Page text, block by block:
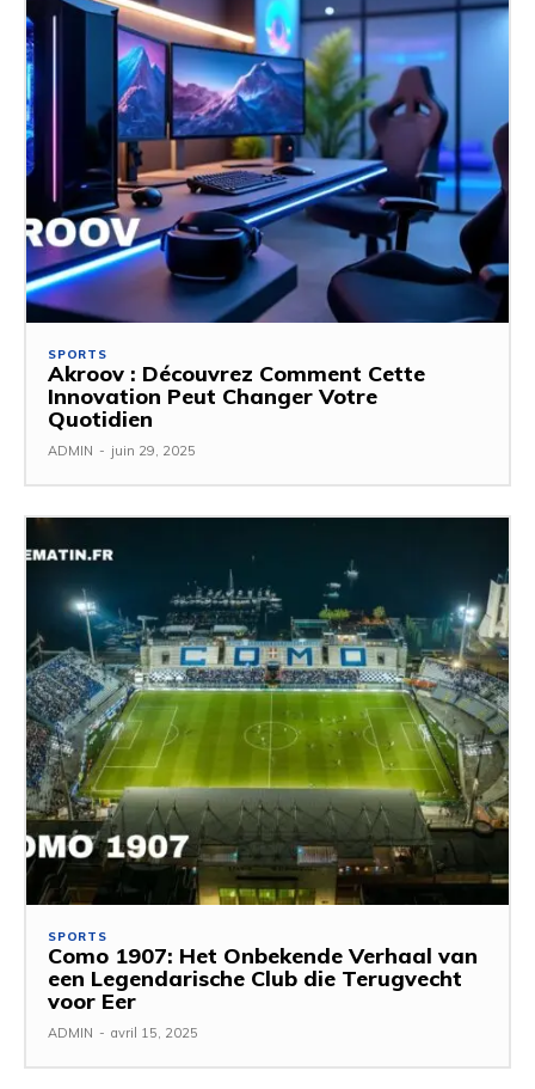
SPORTS
Akroov : Découvrez Comment Cette
Innovation Peut Changer Votre
Quotidien
ADMIN - juin 29, 2025
SPORTS
Como 1907: Het Onbekende Verhaal van
een Legendarische Club die Terugvecht
voor Eer
ADMIN - avril 15, 2025